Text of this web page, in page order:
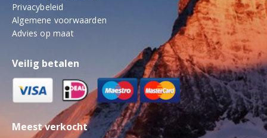
Privacybeleid
Algemene voorwaarden
Advies op maat
Veilig betalen
Meest verkocht